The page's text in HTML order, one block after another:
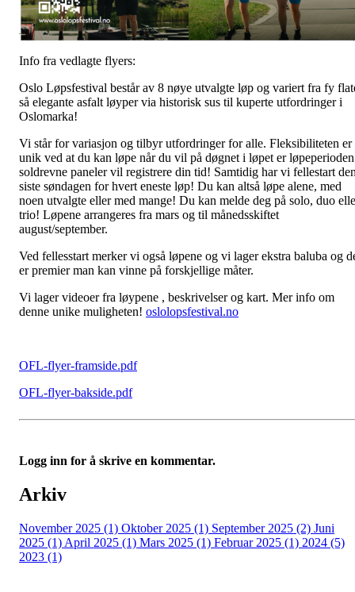
Info fra vedlagte flyers:
Oslo Løpsfestival består av 8 nøye utvalgte løp og variert fra fy
så elegante asfalt løyper via historisk sus til kuperte utfordringer i
Oslomarka!
Vi står for variasjon og tilbyr utfordringer for alle. Fleksibiliteten er
unik ved at du kan løpe når du vil på døgnet i løpet er
soldrevne paneler vil registrere din tid! Samtidig har vi fellestart
siste søndagen for hvert eneste løp! Du kan altså løpe alene, med
noen utvalgte eller med mange! Du kan melde deg på solo, duo
trio! Løpene arrangeres fra mars og til månedsskiftet
august/september.
Ved fellesstart merker vi også løpene og vi lager ekstra baluba og
er premier man kan vinne på forskjellige måter.
Vi lager videoer fra løypene , beskrivelser og kart. Mer info om
denne unike muligheten! oslolopsfestival.no
OFL-flyer-framside.pdf
OFL-flyer-bakside.pdf
Logg inn for å skrive en kommentar.
Arkiv
November 2025 (1) Oktober 2025 (1) September 2025 (2) Juni
2025 (1) April 2025 (1) Mars 2025 (1) Februar 2025 (1) 2024 (5)
2023 (1)